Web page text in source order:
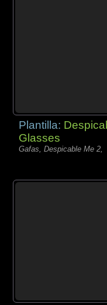
Plantilla:
Glasses
Gafas, Despicable Me 2,